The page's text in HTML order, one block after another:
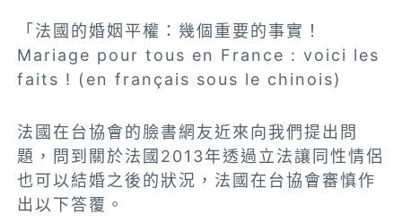
「法國的婚姻平權：幾個重要的事實！
Mariage pour tous en France : voici les
faits ! (en français sous le chinois)
法國在台協會的臉書網友近來向我們提出問
題，問到關於法國2013年透過立法讓同性情侶
也可以結婚之後的狀況，法國在台協會審慎作
出以下答覆。